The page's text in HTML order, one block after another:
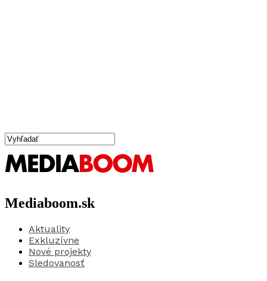
Mediaboom.sk
Aktuality
Exkluzívne
Nové projekty
Sledovanosť